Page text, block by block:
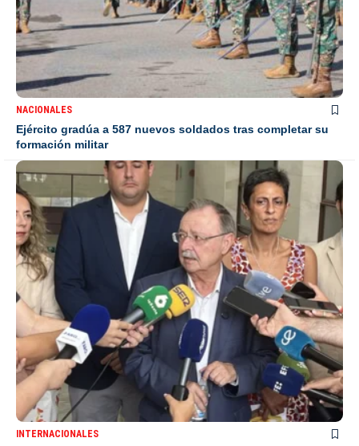
NACIONALES
Ejército gradúa a 587 nuevos soldados tras completar su
formación militar
INTERNACIONALES